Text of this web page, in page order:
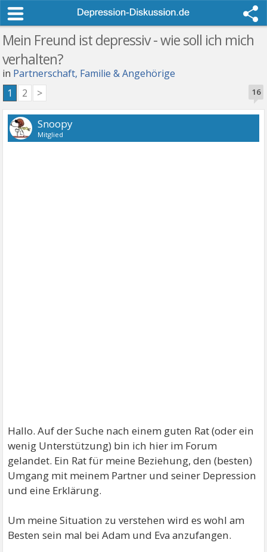
Mein Freund ist depressiv - wie soll ich mich
verhalten?
in Partnerschaft, Familie & Angehörige
16
1 2 >
Snoopy
Mitglied
Hallo. Auf der Suche nach einem guten Rat (oder ein
wenig Unterstützung) bin ich hier im Forum
gelandet. Ein Rat für meine Beziehung, den (besten)
Umgang mit meinem Partner und seiner Depression
und eine Erklärung.
Um meine Situation zu verstehen wird es wohl am
Besten sein mal bei Adam und Eva anzufangen.